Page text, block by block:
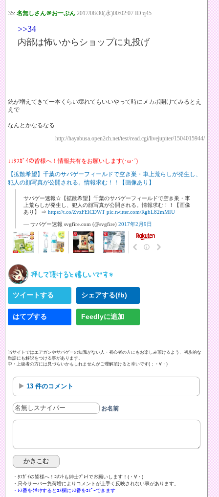
35: 名無しさん＠おーぷん 2017/08/30(水)00:02:07 ID:q45
>>34
内部は怖いからショップに丸投げ
銃が増えてきて一本くらい壊れてもいいやって時にメカボ開けてみるとえ
えで
なんとかなるなる
http://hayabusa.open2ch.net/test/read.cgi/livejupiter/1504015944/
↓↓ﾀﾌｶﾞｲの皆様へ！情報共有をお願いします(･ω･´)
【拡散希望】千葉のサバゲーフィールドで空き巣・車上荒らしが発生し、
犯人の顔写真が公開される。情報求む！！【画像あり】
サバゲー速報☆【拡散希望】千葉のサバゲーフィールドで空き巣・車
上荒らしが発生し、犯人の顔写真が公開される。情報求む！！【画像
あり】 ⇒ https://t.co/ZvzFElCDWT pic.twitter.com/RgbL82mMIU
— サバゲー速報 svgfire.com (@svgfire) 2017年2月9日
ツイートする シェアする(fb)
はてブする Feedlyに追加
当サイトではエアガンやサバゲーの知識がない人・初心者の方にもお楽しみ頂けるよう、初歩的な
単語にも解説をつける事があります。
中・上級者の方には見づらいかもしれませんがご理解頂けると幸いです(；・∀・)
13 件のコメント
お名前
・ﾀﾌｶﾞｲの皆様へ！ｺﾒﾝﾄも紳士ﾌﾟﾚｲでお願いします！(・∀・)ゞ
・只今サーバー負荷増によりコメントが上手く反映されない事があります。
・ﾚｽ番をｸﾘｯｸするとｺﾒ欄にﾚｽ番をｺﾋﾟｰできます